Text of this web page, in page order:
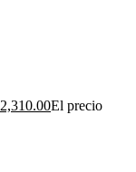
2,310.00El precio